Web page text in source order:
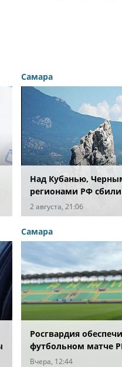
Самара
Над Кубанью,
регионами РФ
2 августа, 21:06
Самара
Росгвардия
футбольном матче
Вчера, 12:44